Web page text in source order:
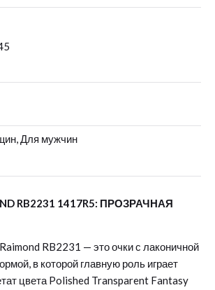
Для мужчин
RB2231 1417R5: ПРОЗРАЧНАЯ
RB2231 — это очки с лаконичной
в которой главную роль играет
цвета Polished Transparent Fantasy